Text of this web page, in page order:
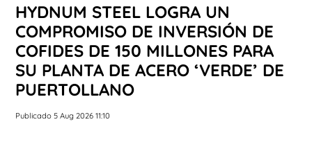
HYDNUM STEEL LOGRA UN
COMPROMISO DE INVERSIÓN DE
COFIDES DE 150 MILLONES PARA
SU PLANTA DE ACERO ‘VERDE’ DE
PUERTOLLANO
Publicado 5 Aug 2026 11:10